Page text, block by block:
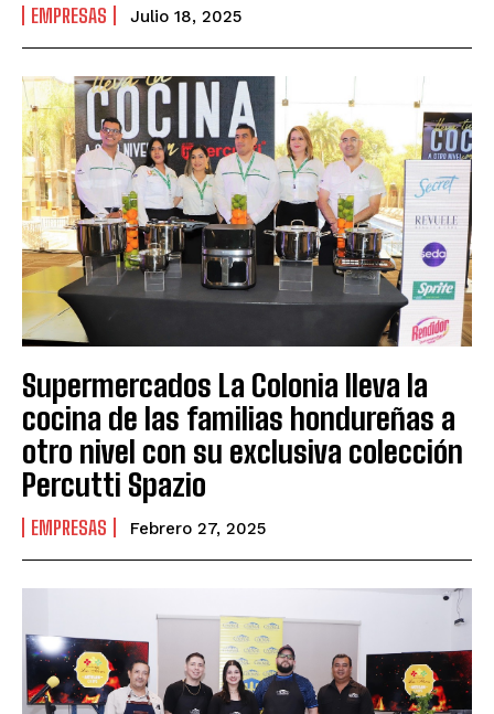
EMPRESAS Julio 18, 2025
Supermercados La Colonia lleva la
cocina de las familias hondureñas a
otro nivel con su exclusiva colección
Percutti Spazio
EMPRESAS Febrero 27, 2025